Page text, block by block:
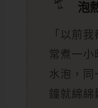
泡
「以前
常煮一小
水泡，同
鐘就綿綿